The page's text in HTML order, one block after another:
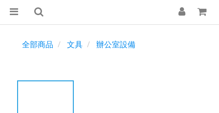
全部商品 文具 辦公室設備